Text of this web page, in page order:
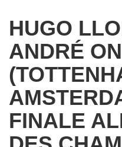
HUGO
ANDRÉ
FINALE